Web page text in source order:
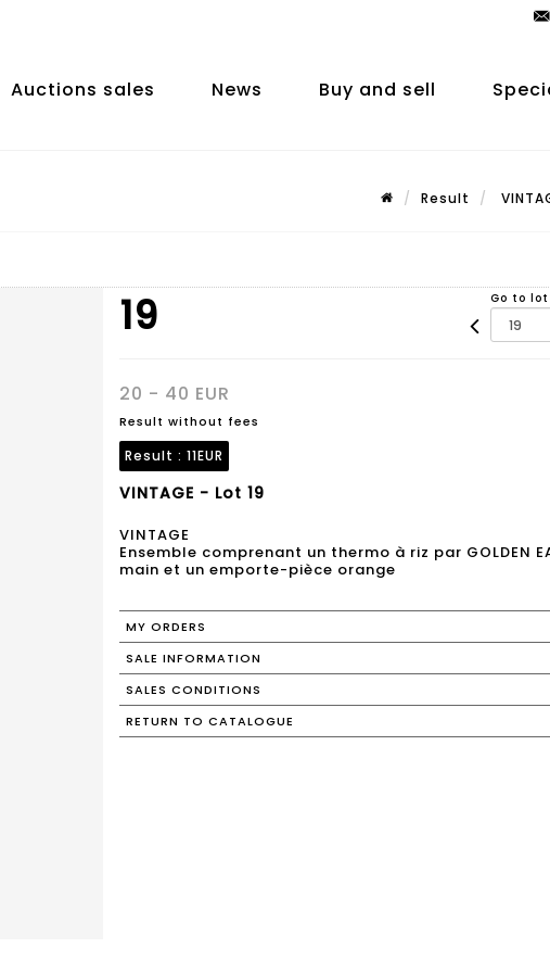
Auctions sales News Buy and sell
Result
19 Go to lot
20 - 40 EUR
Result without fees
Result : 11EUR
VINTAGE - Lot 19
VINTAGE
Ensemble comprenant un thermo à riz par GOLDEN
main et un emporte-pièce orange
MY ORDERS
SALE INFORMATION
SALES CONDITIONS
RETURN TO CATALOGUE